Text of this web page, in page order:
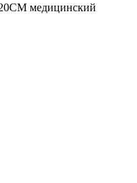
медицинский